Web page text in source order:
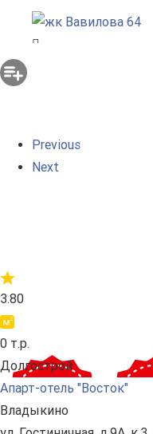
Previous
Next
3.80
0 т.р.
Долгострой
Апарт-отель "Восток"
Владыкино